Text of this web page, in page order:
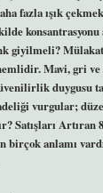
fazla ışık
konsantrasyonu
giyilmeli?
Mavi, gri
duygusu
vurgular;
Satışları
birçok anlamı